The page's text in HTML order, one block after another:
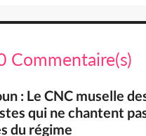
Commentaire(s)
: Le CNC muselle
qui ne chantent
du régime